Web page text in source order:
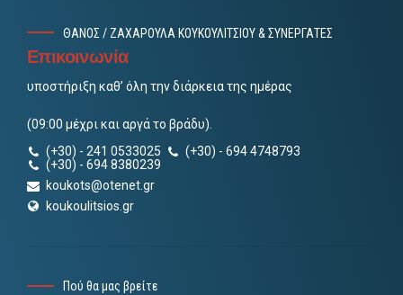
ΘΑΝΟΣ / ΖΑΧΑΡΟΥΛΑ ΚΟΥΚΟΥΛΙΤΣΙΟΥ & ΣΥΝΕΡΓΑΤΕΣ
Επικοινωνία
υποστήριξη καθ’ όλη την διάρκεια της ημέρας
(09:00 μέχρι και αργά το βράδυ).
(+30) - 241 0533025
(+30) - 694 4748793
(+30) - 694 8380239
koukots@otenet.gr
koukoulitsios.gr
Πού θα μας βρείτε